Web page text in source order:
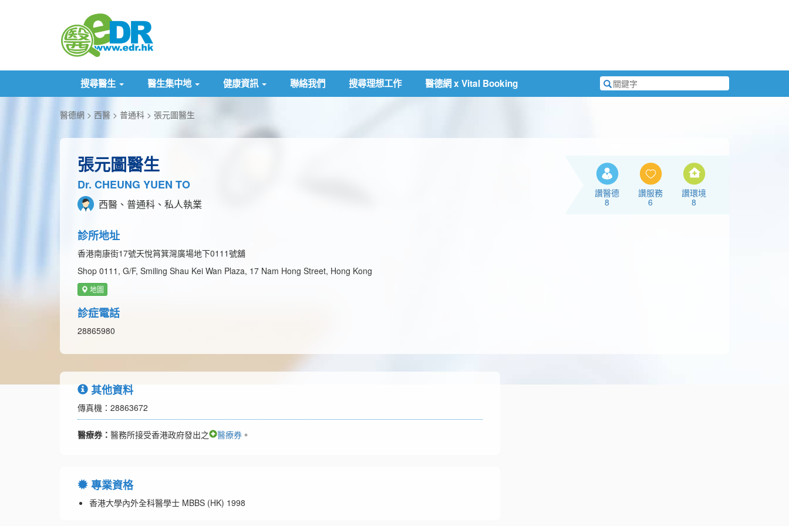
搜尋醫生 醫生集中地 健康資訊 聯絡我們 搜尋理想工作 醫德網 x Vital Booking
搜
尋
醫德網 西醫 普通科 張元圖醫生
張元圖醫生
Dr. CHEUNG YUEN TO
西醫、普通科、私人執業
診所地址
香港南康街17號天悅筲箕灣廣場地下0111號舖
Shop 0111, G/F, Smiling Shau Kei Wan Plaza, 17 Nam Hong Street, Hong Kong
地圖
診症電話
28865980
讚醫德
8
讚服務
6
讚環境
8
其他資料
傳真機：28863672
醫療券： 醫務所接受香港政府發出之 醫療券 。
專業資格
香港大學內外全科醫學士 MBBS (HK) 1998